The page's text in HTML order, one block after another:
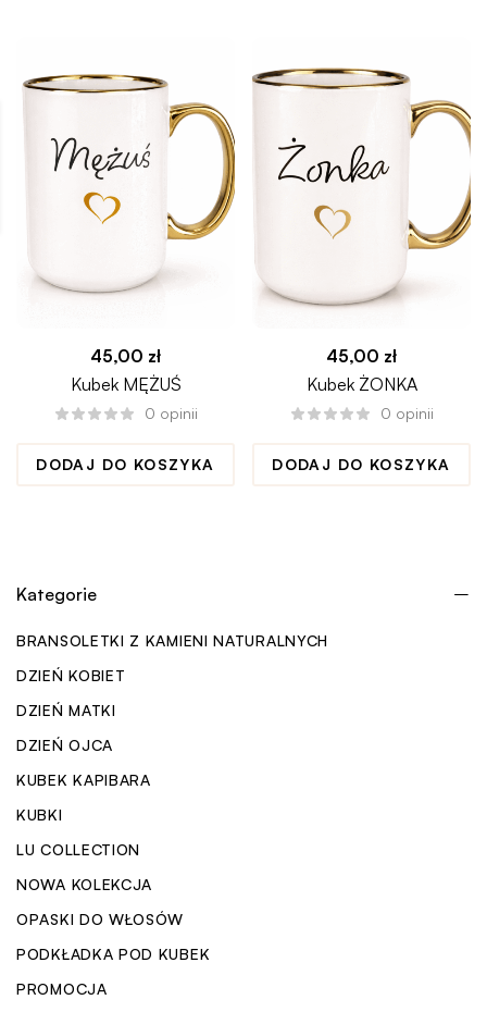
Kategorie
BRANSOLETKI Z KAMIENI NATURALNYCH
DZIEŃ KOBIET
DZIEŃ MATKI
DZIEŃ OJCA
KUBEK KAPIBARA
KUBKI
LU COLLECTION
NOWA KOLEKCJA
OPASKI DO WŁOSÓW
PODKŁADKA POD KUBEK
PROMOCJA
45,00 zł
Kubek MĘŻUŚ
0 opinii
DODAJ DO KOSZYKA
45,00 zł
Kubek ŻONKA
0 opinii
DODAJ DO KOSZYKA